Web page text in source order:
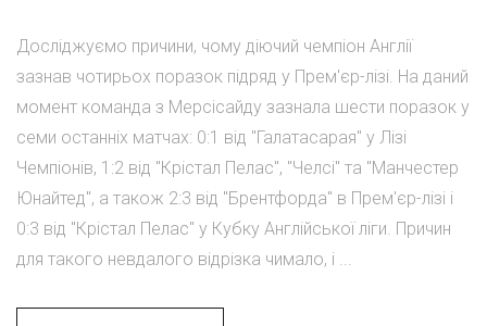
Досліджуємо причини, чому діючий чемпіон Англії
зазнав чотирьох поразок підряд у Прем'єр-лізі. На даний
момент команда з Мерсісайду зазнала шести поразок у
семи останніх матчах: 0:1 від "Галатасарая" у Лізі
Чемпіонів, 1:2 від "Крістал Пелас", "Челсі" та "Манчестер
Юнайтед", а також 2:3 від "Брентфорда" в Прем'єр-лізі і
0:3 від "Крістал Пелас" у Кубку Англійської ліги. Причин
для такого невдалого відрізка чимало, і ...